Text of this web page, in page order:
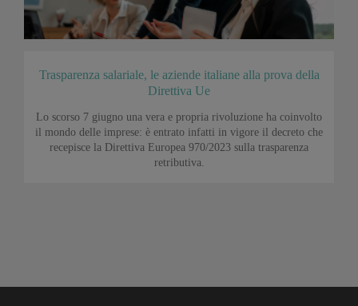
Trasparenza salariale, le aziende italiane alla prova della
Direttiva Ue
Lo scorso 7 giugno una vera e propria rivoluzione ha coinvolto
il mondo delle imprese: è entrato infatti in vigore il decreto che
recepisce la Direttiva Europea 970/2023 sulla trasparenza
retributiva.